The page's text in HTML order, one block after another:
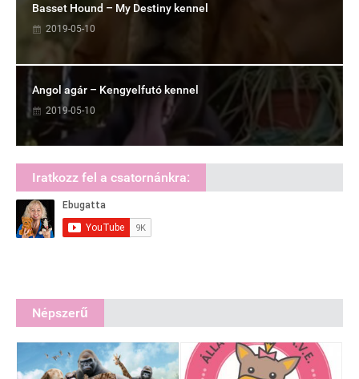
Basset Hound – My Destiny kennel
2019-05-10
Angol agár – Kengyelfutó kennel
2019-05-10
Iratkozz fel a csatornánkra:
Népszerű